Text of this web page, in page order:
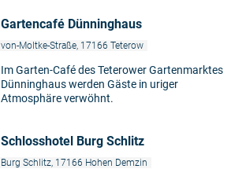
Gartencafé Dünninghaus
von-Moltke-Straße, 17166 Teterow
Im Garten-Café des Teterower Gartenmarktes
Dünninghaus werden Gäste in uriger
Atmosphäre verwöhnt.
Schlosshotel Burg Schlitz
Burg Schlitz, 17166 Hohen Demzin